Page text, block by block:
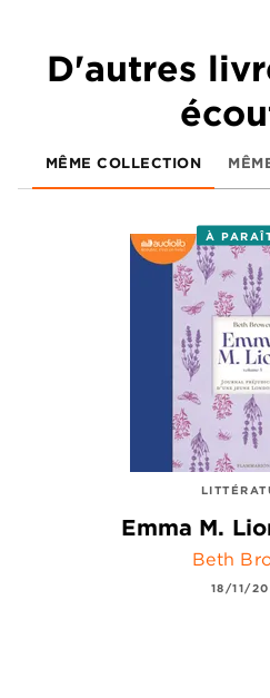
D'autres
MÊME COLLECTION
À
Emma M.
Beth
18/11/